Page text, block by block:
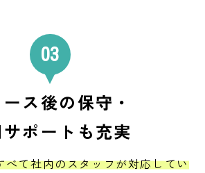
03
ース後の保守・
ポートも充実
べて社内のスタッフが対応してい